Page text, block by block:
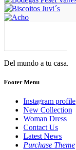
Del mundo a tu casa.
Footer Menu
Instagram profile
New Collection
Woman Dress
Contact Us
Latest News
Purchase Theme